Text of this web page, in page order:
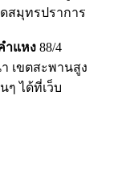
สมุทรปราการ
ำแหง 88/4
เขตสะพานสูง
ๆ ได้ที่เว็บ